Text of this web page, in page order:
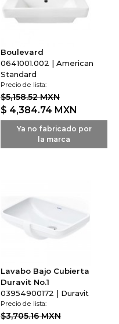
Boulevard
0641001.002 | American
Standard
Precio de lista:
$5,158.52 MXN
$ 4,384.74 MXN
Ya no fabricado por
la marca
Lavabo Bajo Cubierta
Duravit No.1
03954900172 | Duravit
Precio de lista:
$3,705.16 MXN